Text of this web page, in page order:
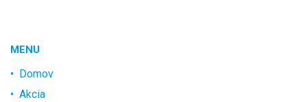
MENU
Domov
Akcia